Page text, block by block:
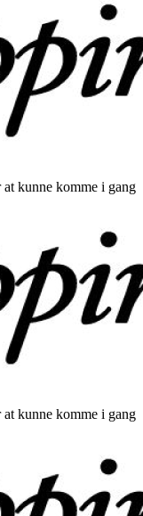
kunne komme i gang
kunne komme i gang